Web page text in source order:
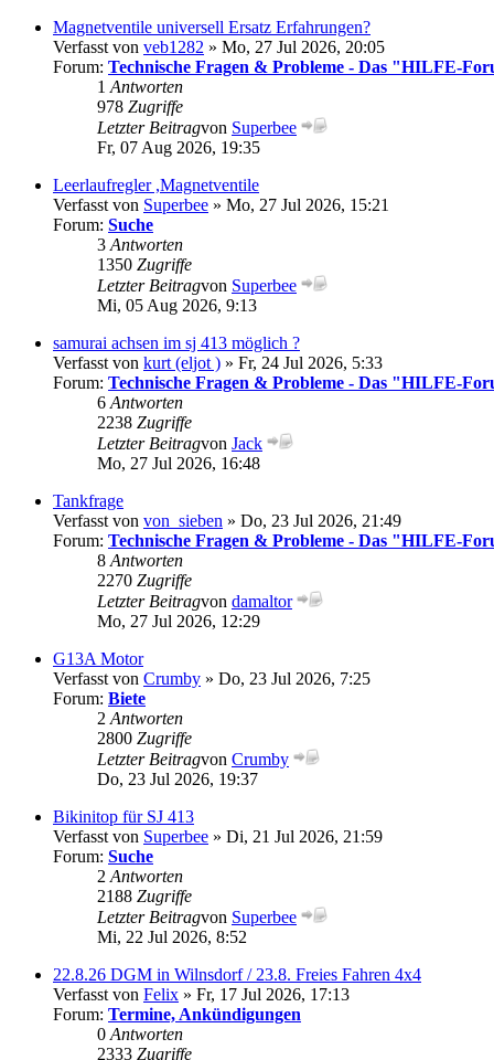
Magnetventile universell Ersatz Erfahrungen?
Verfasst von veb1282 » Mo, 27 Jul 2026, 20:05
Forum: Technische Fragen & Probleme - Das "HILFE-
1 Antworten
978 Zugriffe
Letzter Beitragvon Superbee
Fr, 07 Aug 2026, 19:35
Leerlaufregler ,Magnetventile
Verfasst von Superbee » Mo, 27 Jul 2026, 15:21
Forum: Suche
3 Antworten
1350 Zugriffe
Letzter Beitragvon Superbee
Mi, 05 Aug 2026, 9:13
samurai achsen im sj 413 möglich ?
Verfasst von kurt (eljot ) » Fr, 24 Jul 2026, 5:33
Forum: Technische Fragen & Probleme - Das "HILFE-
6 Antworten
2238 Zugriffe
Letzter Beitragvon Jack
Mo, 27 Jul 2026, 16:48
Tankfrage
Verfasst von von_sieben » Do, 23 Jul 2026, 21:49
Forum: Technische Fragen & Probleme - Das "HILFE-
8 Antworten
2270 Zugriffe
Letzter Beitragvon damaltor
Mo, 27 Jul 2026, 12:29
G13A Motor
Verfasst von Crumby » Do, 23 Jul 2026, 7:25
Forum: Biete
2 Antworten
2800 Zugriffe
Letzter Beitragvon Crumby
Do, 23 Jul 2026, 19:37
Bikinitop für SJ 413
Verfasst von Superbee » Di, 21 Jul 2026, 21:59
Forum: Suche
2 Antworten
2188 Zugriffe
Letzter Beitragvon Superbee
Mi, 22 Jul 2026, 8:52
22.8.26 DGM in Wilnsdorf / 23.8. Freies Fahren 4x4
Verfasst von Felix » Fr, 17 Jul 2026, 17:13
Forum: Termine, Ankündigungen
0 Antworten
2333 Zugriffe